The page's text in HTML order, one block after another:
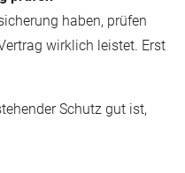
haben, prüfen
wirklich leistet. Erst
Schutz gut ist,